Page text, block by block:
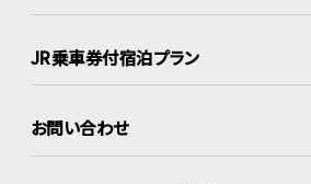
JR乗車券付宿泊プラン
お問い合わせ